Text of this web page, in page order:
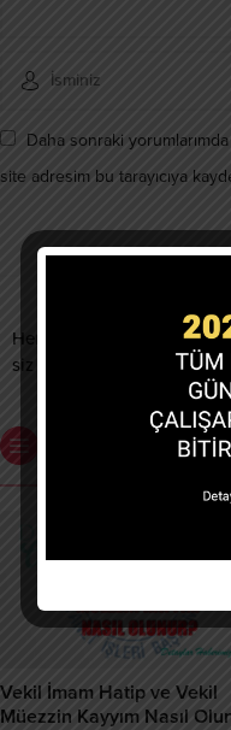
Daha sonraki
site adresim bu tarayıcıya
Henüz yorum yapılmamış.
siz yapabilirsiniz.
Benzer Konular
Vekil İmam Hatip ve Vekil
Müezzin Kayyım Nasıl